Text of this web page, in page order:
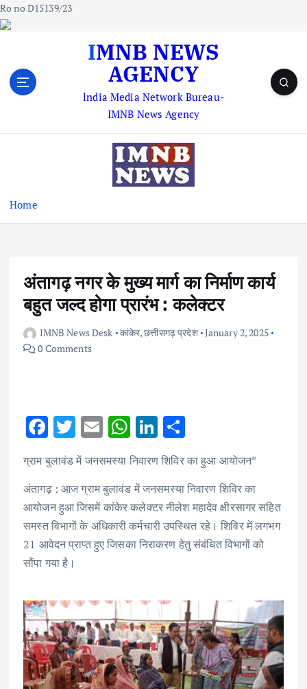
Ro no D15139/23
IMNB NEWS
AGENCY
lndia Media Network Bureau-
IMNB News Agency
Home
अंतागढ़ नगर के मुख्य मार्ग का निर्माण कार्य
बहुत जल्द होगा प्रारंभ : कलेक्टर
IMNB News Desk कांकेर,छत्तीसगढ़ प्रदेश January 2, 2025
0 Comments
F
ac
e
b
o
o
k
T
w
it
te
r
E
ai
l
W
h
at
s
A
p
Li
n
k
e
dI
n
ar
e
ग्राम बुलावंड में जनसमस्या निवारण शिविर का हुआ आयोजन*
अंतागढ़ : आज ग्राम बुलावंड में जनसमस्या निवारण शिविर का
आयोजन हुआ जिसमें कांकेर कलेक्टर नीलेश महादेव क्षीरसागर सहित
समस्त विभागों के अधिकारी कर्मचारी उपस्थित रहे। शिविर में लगभग
21 आवेदन प्राप्त हुए जिसका निराकरण हेतु संबंधित विभागों को
सौंपा गया है।